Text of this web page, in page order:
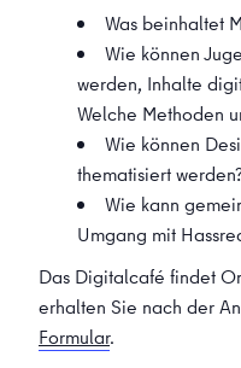
Was beinhaltet
Wie können
werden, Inhalte
Welche Methoden
Wie können
thematisiert
Wie kann
Umgang mit
Das Digitalcafé findet
erhalten Sie nach der
Formular.